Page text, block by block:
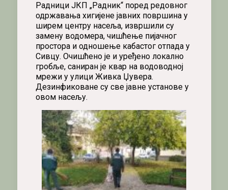
Радници ЈКП „Радник“ поред редовног
одржавања хигијене јавних површина у
ширем центру насеља, извршили су
замену водомера, чишћење пијачног
простора и одношење кабастог отпада у
Сивцу. Очишћено је и уређено локално
гробље, саниран је квар на водоводној
мрежи у улици Живка Џувера.
Дезинфиковане су све јавне установе у
овом насељу.